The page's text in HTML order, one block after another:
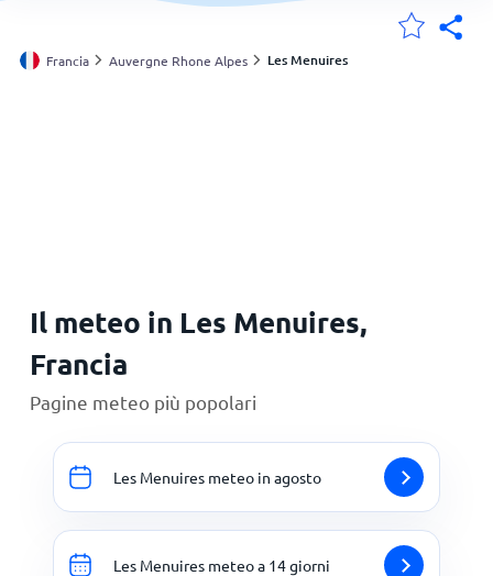
Svizzera
Francia Auvergne Rhone Alpes Les Menuires
Il meteo in Les Menuires,
Francia
Pagine meteo più popolari
Les Menuires meteo in agosto
Les Menuires meteo a 14 giorni